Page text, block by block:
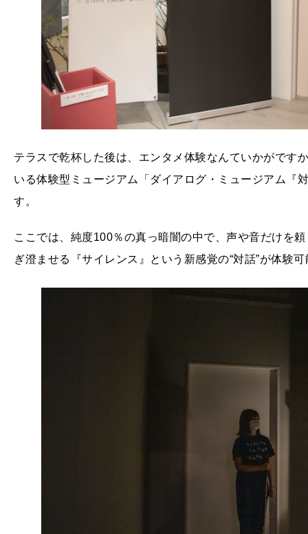
テラスで乾杯した後は、エンタメ体験なんていかがです
いる体験型ミュージアム「ダイアログ・ミュージアム『
す。
ここでは、純度100％の真っ暗闇の中で、声や音だけを
ぎ澄ませる『サイレンス』という新感覚の“対話”が体験可